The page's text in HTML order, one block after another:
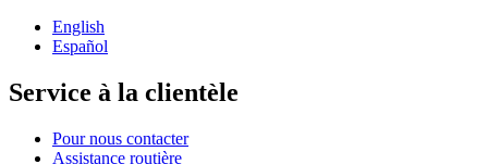
English
Español
Service à la clientèle
Pour nous contacter
Assistance routière